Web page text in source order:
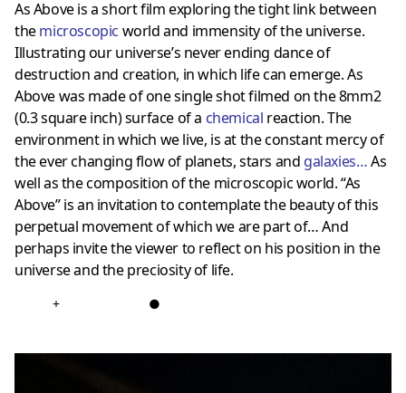
As Above is a short film exploring the tight link between
themicroscopic world and immensity of the universe.
Illustrating our universe’s never ending dance of
destruction and creation, in which life can emerge. As
Above was made of one single shot filmed on the 8mm2
(0.3 square inch) surface of a chemical reaction. The
environment in which we live, is at the constant mercy of
the ever changing flow of planets, stars and galaxies…As
well as the composition of the microscopic world. “As
Above” is an invitation to contemplate the beauty of this
perpetual movement of which we are part of… And
perhaps invite the viewer to reflect on his position in the
universe and the preciosity of life.
+ ●